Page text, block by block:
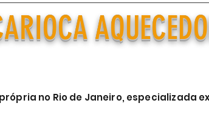
no Rio de Janeiro, especializada